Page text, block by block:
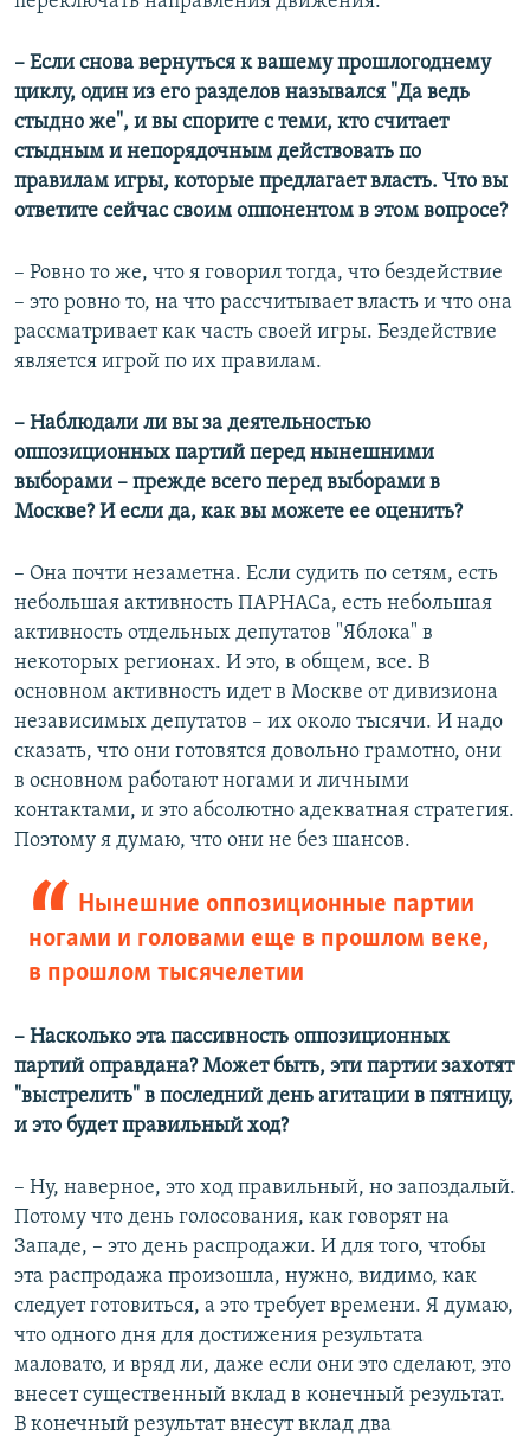
–​ Если снова вернуться к вашему прошлогоднему
циклу, один из его разделов назывался "Да ведь
стыдно же", и вы спорите с теми, кто считает
стыдным и непорядочным действовать по
правилам игры, которые предлагает власть. Что вы
ответите сейчас своим оппонентом в этом вопросе?
– Ровно то же, что я говорил тогда, что бездействие
– это ровно то, на что рассчитывает власть и что она
рассматривает как часть своей игры. Бездействие
является игрой по их правилам.
–​ Наблюдали ли вы за деятельностью
оппозиционных партий перед нынешними
выборами – прежде всего перед выборами в
Москве? И если да, как вы можете ее оценить?
– Она почти незаметна. Если судить по сетям, есть
небольшая активность ПАРНАСа, есть небольшая
активность отдельных депутатов "Яблока" в
некоторых регионах. И это, в общем, все. В
основном активность идет в Москве от дивизиона
независимых депутатов – их около тысячи. И надо
сказать, что они готовятся довольно грамотно, они
в основном работают ногами и личными
контактами, и это абсолютно адекватная стратегия.
Поэтому я думаю, что они не без шансов.
Нынешние оппозиционные партии
ногами и головами еще в прошлом веке,
в прошлом тысячелетии
–​ Насколько эта пассивность оппозиционных
партий оправдана? Может быть, эти партии захотят
"выстрелить" в последний день агитации в пятницу,
и это будет правильный ход?
– Ну, наверное, это ход правильный, но запоздалый.
Потому что день голосования, как говорят на
Западе, – это день распродажи. И для того, чтобы
эта распродажа произошла, нужно, видимо, как
следует готовиться, а это требует времени. Я думаю,
что одного дня для достижения результата
маловато, и вряд ли, даже если они это сделают, это
внесет существенный вклад в конечный результат.
В конечный результат внесут вклад два